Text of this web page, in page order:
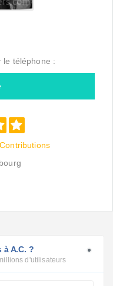
le téléphone :
A.C. ?
d'utilisateurs